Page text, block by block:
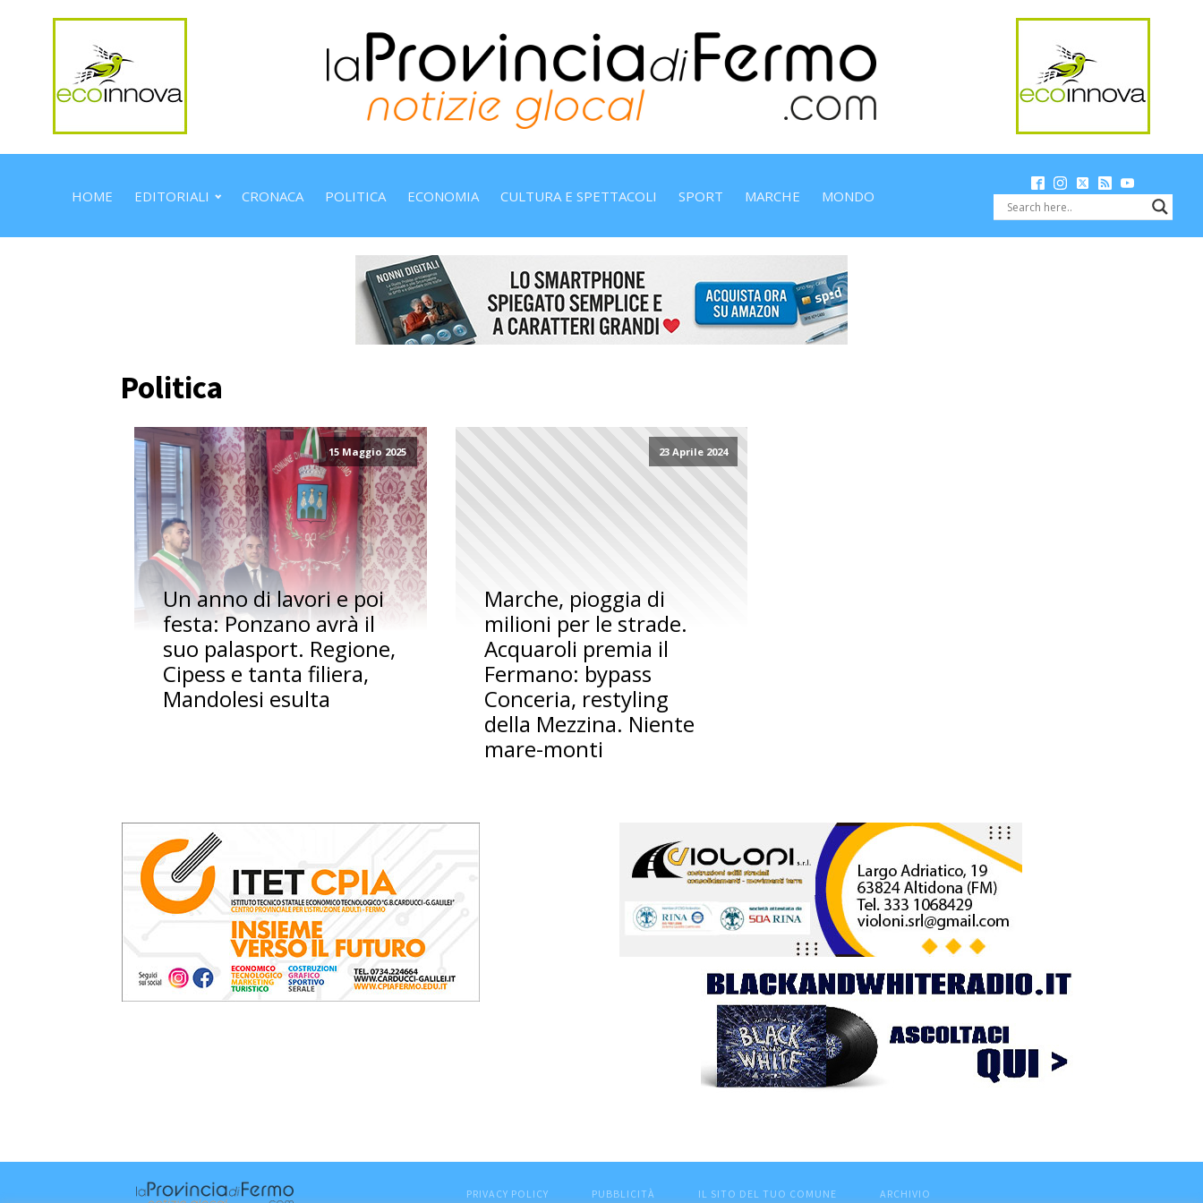
HOME EDITORIALI CRONACA POLITICA ECONOMIA CULTURA E SPETTACOLI SPORT MARCHE MONDO
Politica
15 Maggio 2025
Un anno di lavori e poi
festa: Ponzano avrà il
suo palasport. Regione,
Cipess e tanta filiera,
Mandolesi esulta
23 Aprile 2024
Marche, pioggia di
milioni per le strade.
Acquaroli premia il
Fermano: bypass
Conceria, restyling
della Mezzina. Niente
mare-monti
PRIVACY POLICY PUBBLICITÀ IL SITO DEL TUO COMUNE ARCHIVIO